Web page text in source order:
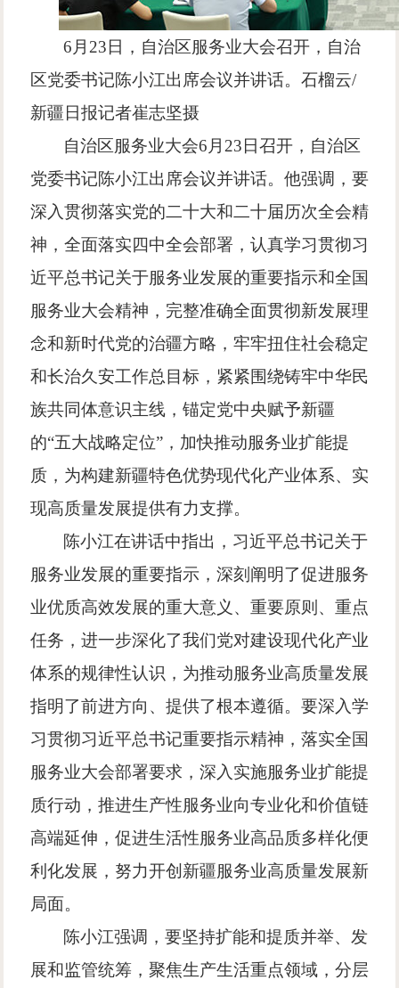
6 月 23日，自治区服务业大会召开，自治
区党委书记陈小江出席会议并讲话。石榴云/
新疆日报记者崔志坚摄
自治区服务业大会6 月 23日召开，自治区
党委书记陈小江出席会议并讲话。他强调，要
深入贯彻落实党的二十大和二十届历次全会精
神，全面落实四中全会部署，认真学习贯彻习
近平总书记关于服务业发展的重要指示和全国
服务业大会精神，完整准确全面贯彻新发展理
念和新时代党的治疆方略，牢牢扭住社会稳定
和长治久安工作总目标，紧紧围绕铸牢中华民
族共同体意识主线，锚定党中央赋予新疆
的“五大战略定位”，加快推动服务业扩能提
质，为构建新疆特色优势现代化产业体系、实
现高质量发展提供有力支撑。
陈小江在讲话中指出，习近平总书记关于
服务业发展的重要指示，深刻阐明了促进服务
业优质高效发展的重大意义、重要原则、重点
任务，进一步深化了我们党对建设现代化产业
体系的规律性认识，为推动服务业高质量发展
指明了前进方向、提供了根本遵循。要深入学
习贯彻习近平总书记重要指示精神，落实全国
服务业大会部署要求，深入实施服务业扩能提
质行动，推进生产性服务业向专业化和价值链
高端延伸，促进生活性服务业高品质多样化便
利化发展，努力开创新疆服务业高质量发展新
局面。
陈小江强调，要坚持扩能和提质并举、发
展和监管统筹，聚焦生产生活重点领域，分层